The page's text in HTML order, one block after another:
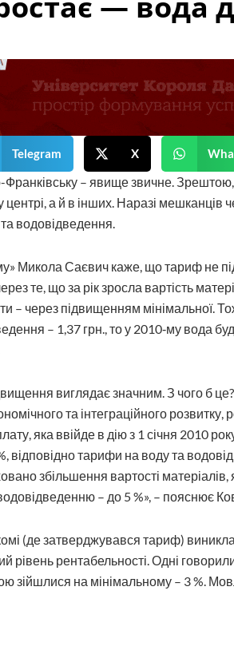
Telegram X
Франківську – явище звичне.
а й в інших. Наразі мешканців
водовідведення.
Микола Саєвич каже, що тариф не
те, що за рік зросла вартість
– через підвищенням мінімальної.
– 1,37 грн., то у 2010‑му вода
виглядає значним. З чого б
та інтеграційного
яка ввійде в дію з 1 січня 2010
відповідно тарифи на воду та
збільшення вартості матеріалів,
– до 5 %», – пояснює
(де затверджувався тариф)
рівень рентабельності. Одні
зійшлися на мінімальному – 3 %.